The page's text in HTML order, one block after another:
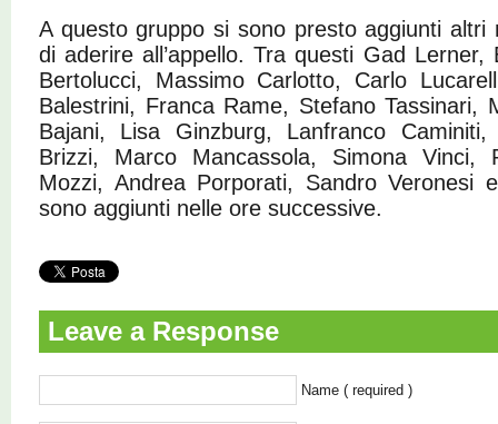
A questo gruppo si sono presto aggiunti altri
di aderire all’appello. Tra questi Gad
Bertolucci, Massimo Carlotto, Carlo
Balestrini, Franca Rame, Stefano Tassinari,
Bajani, Lisa Ginzburg, Lanfranco
Brizzi, Marco Mancassola, Simona Vinci,
Mozzi, Andrea Porporati, Sandro Veronesi
sono aggiunti nelle ore successive.
Leave a Response
Name ( required )